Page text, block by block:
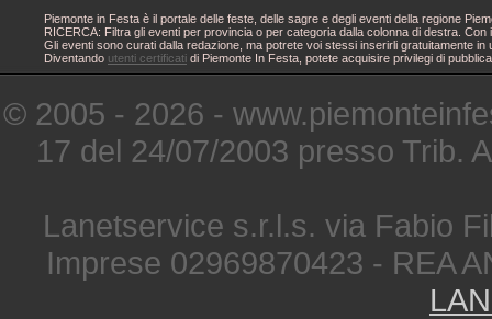
Piemonte in Festa è il portale delle feste, delle sagre e degli eventi della regione
RICERCA: Filtra gli eventi per provincia o per categoria dalla colonna di destra.
Gli eventi sono curati dalla redazione, ma potrete voi stessi inserirli gratuitamente
Diventando utenti certificati di Piemonte In Festa, potete acquisire privilegi di
© 2005 - 2026 -
17 del 24/07/2003 presso Trib.
Lanetservice s.r.l.s. via Fabio
Imprese 02969870423 - REA